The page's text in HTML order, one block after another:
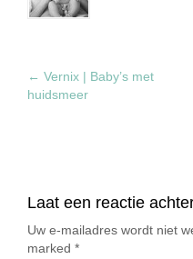
← Vernix | Baby’s met
huidsmeer
Laat een reactie
Uw e-mailadres wordt niet
marked *